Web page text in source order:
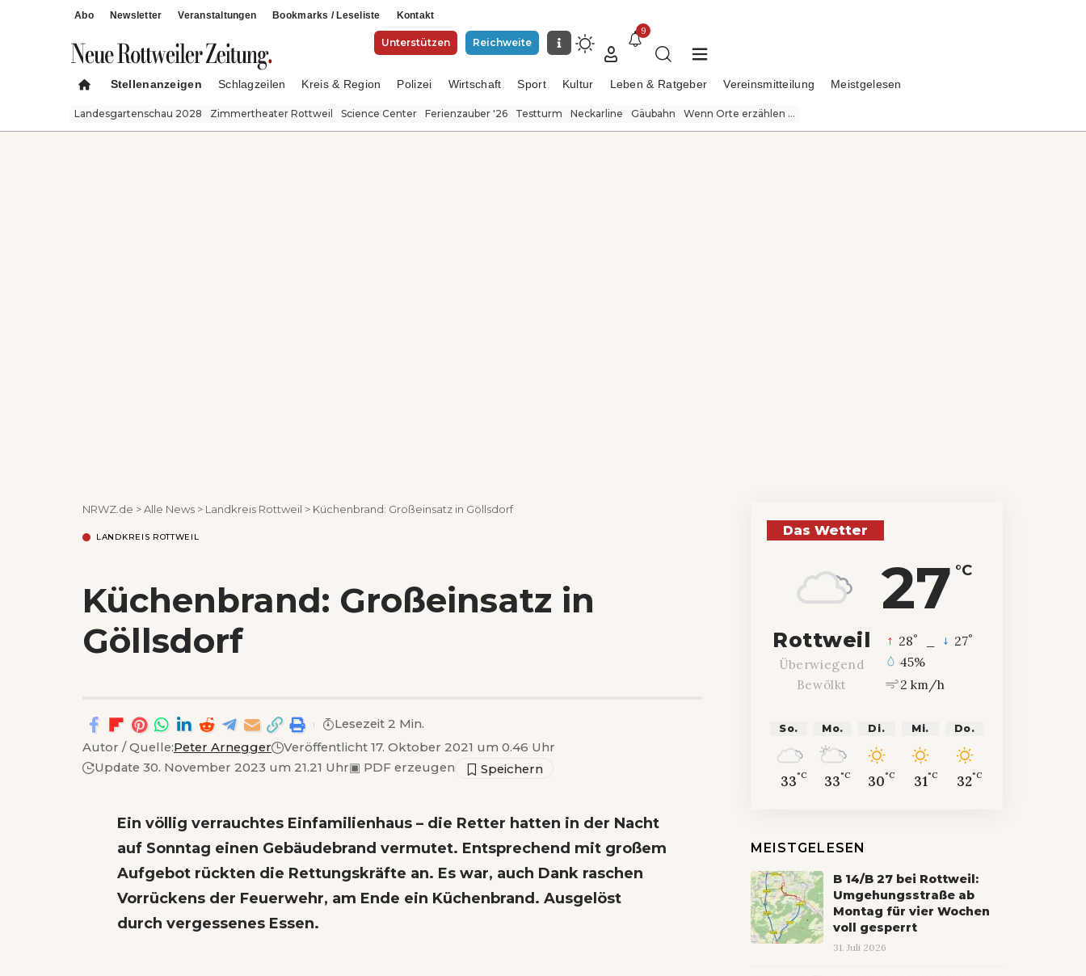
Abo Newsletter Veranstaltungen Bookmarks / Leseliste Kontakt
Unterstützen Reichweite
9
Stellenanzeigen Schlagzeilen Kreis & Region Polizei Wirtschaft Sport Kultur Leben & Ratgeber Vereinsmitteilung Meistgelesen
Landesgartenschau 2028 Zimmertheater Rottweil Science Center Ferienzauber '26 Testturm Neckarline Gäubahn Wenn Orte erzählen ...
NRWZ.de >Alle News > Landkreis Rottweil > Küchenbrand: Großeinsatz in Göllsdorf
LANDKREIS ROTTWEIL
Küchenbrand: Großeinsatz in
Göllsdorf
Autor / Quelle:Peter Arnegger
Veröffentlicht 17. Oktober 2021 um 0.46 Uhr
Update 30. November 2023 um 21.21 Uhr▣ PDF erzeugen
Lesezeit 2 Min.
Ein völlig verrauchtes Einfamilienhaus – die Retter hatten in der Nacht
auf Sonntag einen Gebäudebrand vermutet. Entsprechend mit großem
Aufgebot rückten die Rettungskräfte an. Es war, auch Dank raschen
Vorrückens der Feuerwehr, am Ende ein Küchenbrand. Ausgelöst
durch vergessenes Essen.
Das Wetter
27 °C
Rottweil
Überwiegend
Bewölkt
28° 27°
45%
2 km/h
So.
33°C
Mo.
33°C
Di.
30°C
Mi.
31°C
Do.
32°C
MEISTGELESEN
B 14/B 27 bei Rottweil:
Umgehungsstraße ab
Montag für vier Wochen
voll gesperrt
31. Juli 2026